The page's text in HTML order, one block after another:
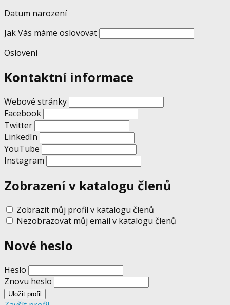
Datum narození
Jak Vás máme oslovovat
Oslovení
Kontaktní informace
Webové stránky
Facebook
Twitter
LinkedIn
YouTube
Instagram
Zobrazení v katalogu členů
Zobrazit můj profil v katalogu členů
Nezobrazovat můj email v katalogu členů
Nové heslo
Heslo
Znovu heslo